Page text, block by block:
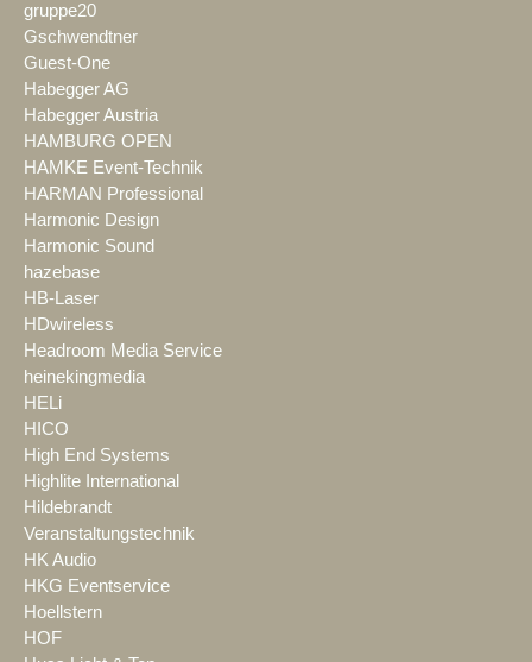
gruppe20
Gschwendtner
Guest-One
Habegger AG
Habegger Austria
HAMBURG OPEN
HAMKE Event-Technik
HARMAN Professional
Harmonic Design
Harmonic Sound
hazebase
HB-Laser
HDwireless
Headroom Media Service
heinekingmedia
HELi
HICO
High End Systems
Highlite International
Hildebrandt
Veranstaltungstechnik
HK Audio
HKG Eventservice
Hoellstern
HOF